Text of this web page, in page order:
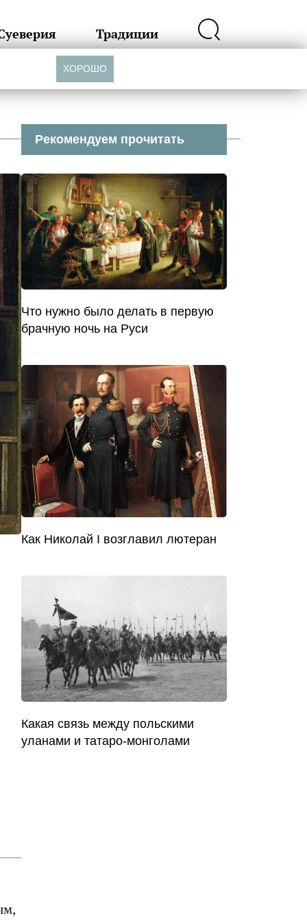
Традиции
Рекомендуем прочитать
Что нужно было делать в первую
брачную ночь на Руси
Как Николай I возглавил лютеран
Какая связь между польскими
уланами и татаро-монголами
ХОРОШО